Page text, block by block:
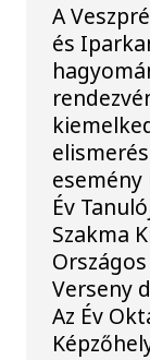
A
és
Év
Szakma
Verseny
Az Év